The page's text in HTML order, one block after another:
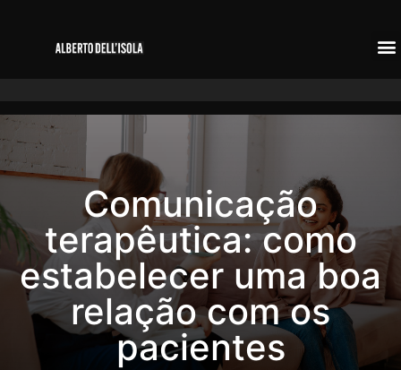
Comunicação
terapêutica: como
estabelecer uma boa
relação com os
pacientes